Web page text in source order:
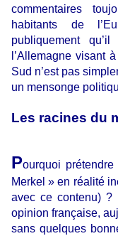
commentaires
habitants de
publiquement
l’Allemagne visant
Sud n’est pas
un mensonge
Les racines du
Pourquoi
Merkel » en réalité
avec ce contenu) ?
opinion française,
sans quelques